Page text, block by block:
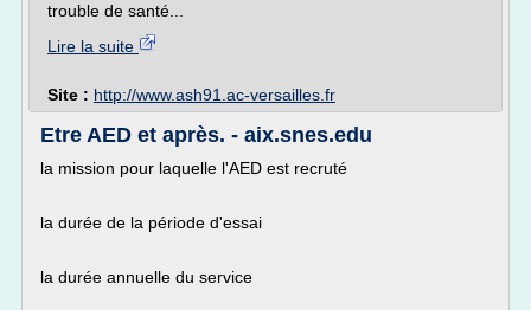
trouble de santé...
Lire la suite
Site : http://www.ash91.ac-versailles.fr
Etre AED et après. - aix.snes.edu
la mission pour laquelle l'AED est recruté
la durée de la période d'essai
la durée annuelle du service